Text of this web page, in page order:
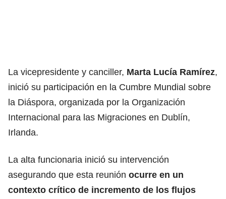
La vicepresidente y canciller, Marta Lucía Ramírez,
inició su participación en la Cumbre Mundial sobre
la Diáspora, organizada por la Organización
Internacional para las Migraciones en Dublín,
Irlanda.
La alta funcionaria inició su intervención
asegurando que esta reunión ocurre en un
contexto crítico de incremento de los flujos